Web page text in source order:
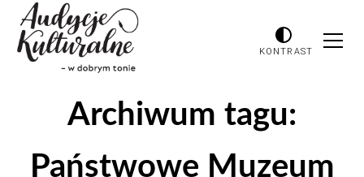
KONTRAST
Archiwum tagu:
Państwowe Muzeum